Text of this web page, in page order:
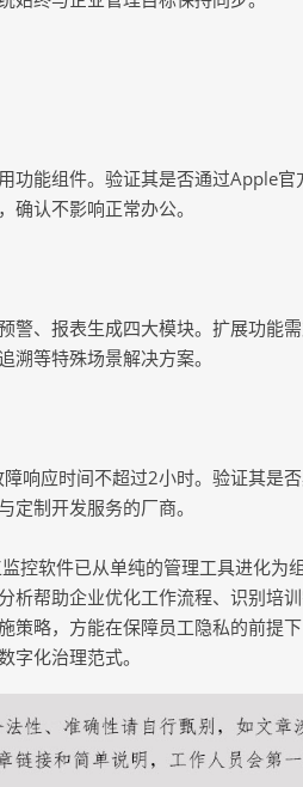
功能组件。验证其是否通过Apple
确认不影响正常办公。
警、报表生成四大模块。扩展功能
溯等特殊场景解决方案。
响应时间不超过2小时。验证其是
定制开发服务的厂商。
控软件已从单纯的管理工具进化为
析帮助企业优化工作流程、识别培
策略，方能在保障员工隐私的前提
字化治理范式。